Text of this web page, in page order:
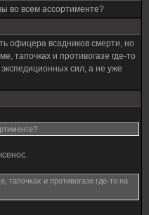
во всем ассортименте?
офицера всадников смерти, но
тапочках и противогазе где-то
сил, а не уже
тапочках и противогазе где-то на